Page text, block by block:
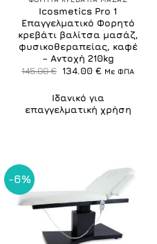
Icosmetics Pro 1
Επαγγελματικό Φορητό
κρεβάτι βαλίτσα μασάζ,
φυσικοθεραπείας, καφέ
– Αντοχή 210kg
145.00€ Original
145.00 €.
134.00€ Η
είναι:
134.00 €.
Με ΦΠΑ
Ιδανικό για
επαγγελματική χρήση
-6%